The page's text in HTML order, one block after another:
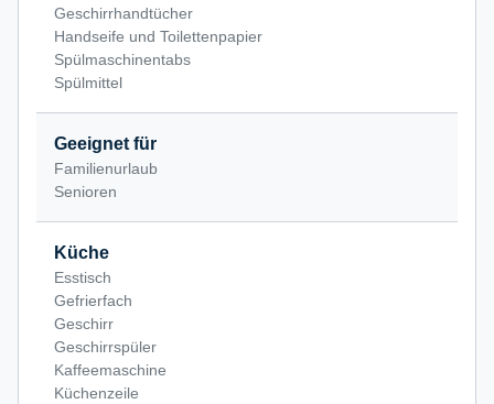
Geschirrhandtücher
Handseife und Toilettenpapier
Spülmaschinentabs
Spülmittel
Geeignet für
Familienurlaub
Senioren
Küche
Esstisch
Gefrierfach
Geschirr
Geschirrspüler
Kaffeemaschine
Küchenzeile